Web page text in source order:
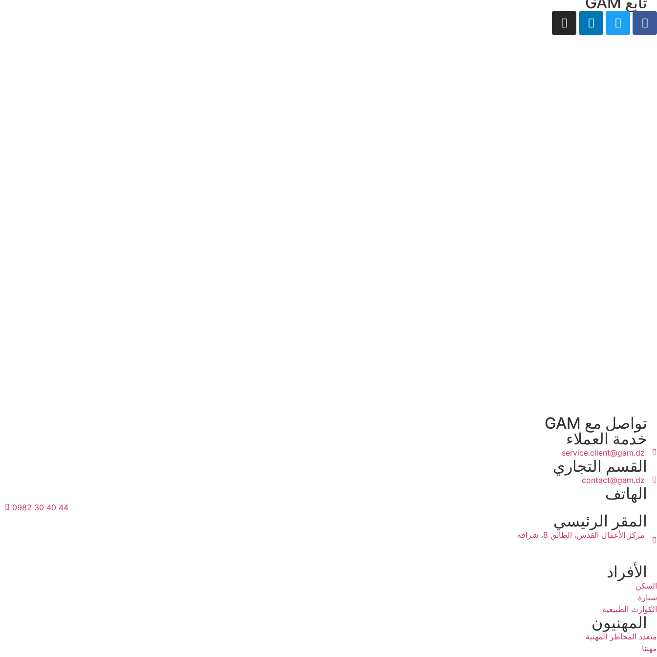
تواصل مع GAM
خدمة العملاء
service.client@gam.dz
القسم التجاري
contact@gam.dz
الهاتف
0982 30 40 44
المقر الرئيسي
مركز الأعمال القدس، الطابق 8، شراقة
الأفراد
السكن
سيارة
الكوارث الطبيعية
المهنيون
متعدد المخاطر المهنية
مهننا